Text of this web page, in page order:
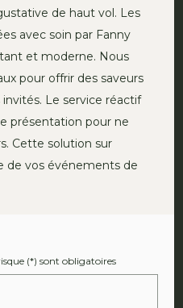
de haut vol. Les
avec soin par Fanny
et moderne. Nous
pour offrir des saveurs
Le service réactif
présentation pour ne
Cette solution sur
de vos événements de
(*) sont obligatoires